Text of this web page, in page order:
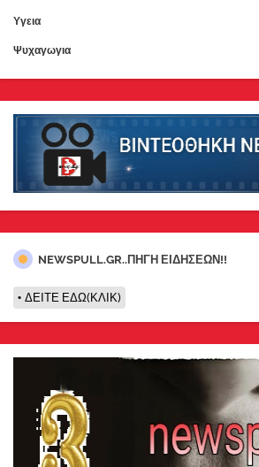
Υγεια
Ψυχαγωγια
NEWSPULL.GR..ΠΗΓΗ ΕΙΔΗΣΕΩΝ!!
ΔΕΙΤΕ ΕΔΩ(ΚΛΙΚ)